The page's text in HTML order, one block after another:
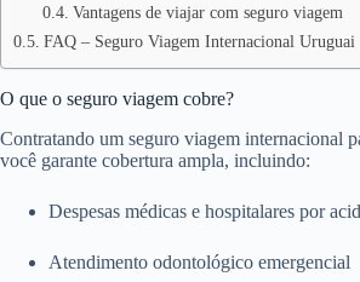
Vantagens de viajar com seguro viagem
FAQ – Seguro Viagem Internacional Uruguai
O que o seguro viagem cobre?
Contratando um seguro viagem internacional
você garante cobertura ampla, incluindo:
Despesas médicas e hospitalares por
Atendimento odontológico emergencial